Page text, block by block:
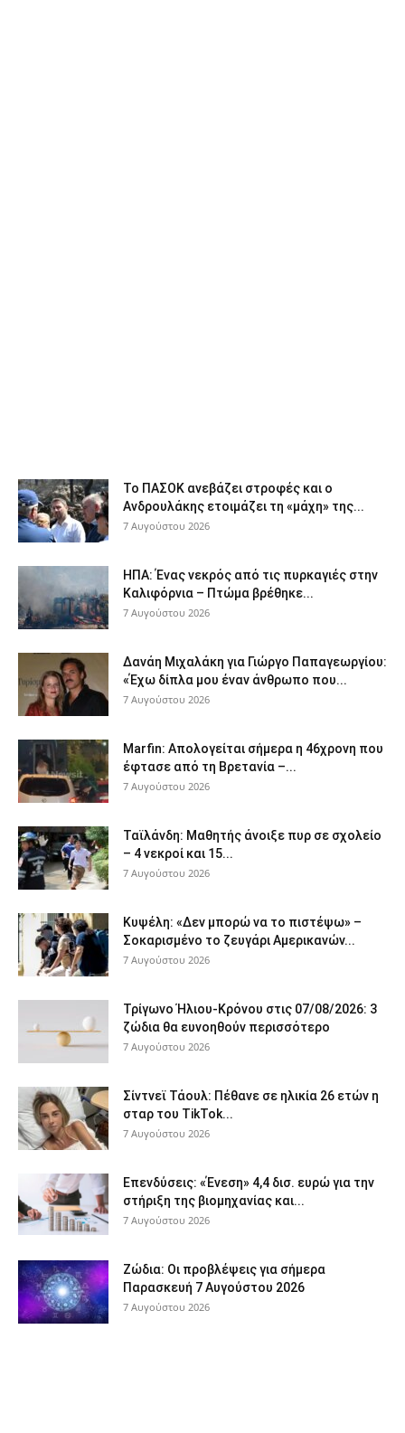
Το ΠΑΣΟΚ ανεβάζει στροφές και ο
Ανδρουλάκης ετοιμάζει τη «μάχη» της...
7 Αυγούστου 2026
ΗΠΑ: Ένας νεκρός από τις πυρκαγιές στην
Καλιφόρνια – Πτώμα βρέθηκε...
7 Αυγούστου 2026
Δανάη Μιχαλάκη για Γιώργο Παπαγεωργίου:
«Έχω δίπλα μου έναν άνθρωπο που...
7 Αυγούστου 2026
Marfin: Απολογείται σήμερα η 46χρονη που
έφτασε από τη Βρετανία –...
7 Αυγούστου 2026
Ταϊλάνδη: Μαθητής άνοιξε πυρ σε σχολείο
– 4 νεκροί και 15...
7 Αυγούστου 2026
Κυψέλη: «Δεν μπορώ να το πιστέψω» –
Σοκαρισμένο το ζευγάρι Αμερικανών...
7 Αυγούστου 2026
Τρίγωνο Ήλιου-Κρόνου στις 07/08/2026: 3
ζώδια θα ευνοηθούν περισσότερο
7 Αυγούστου 2026
Σίντνεϊ Τάουλ: Πέθανε σε ηλικία 26 ετών η
σταρ του TikTok...
7 Αυγούστου 2026
Επενδύσεις: «Ένεση» 4,4 δισ. ευρώ για την
στήριξη της βιομηχανίας και...
7 Αυγούστου 2026
Ζώδια: Οι προβλέψεις για σήμερα
Παρασκευή 7 Αυγούστου 2026
7 Αυγούστου 2026